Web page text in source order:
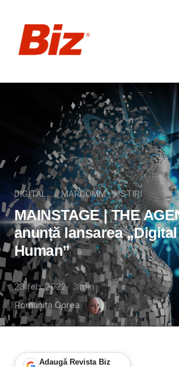
DIGITAL MARCOMM STIRI
MAINSTAGE | THE
anunță lansarea „Digital
Human”
23 feb. 2022 3min
Romanita Oprea
Adaugă Revista Biz